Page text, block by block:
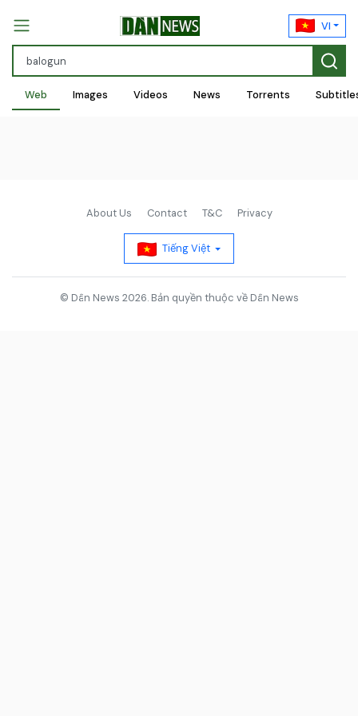
VI
Web Images Videos News Torrents
About Us Contact T&C Privacy
Tiếng Việt
© Dân News 2026. Bản quyền thuộc về Dân News